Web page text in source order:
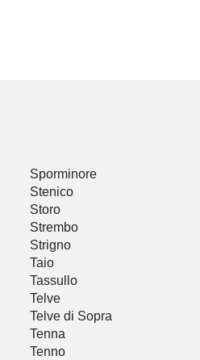
Sporminore
Stenico
Storo
Strembo
Strigno
Taio
Tassullo
Telve
Telve di Sopra
Tenna
Tenno